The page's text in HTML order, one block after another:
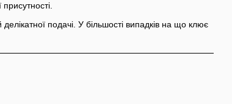
подачі. У більшості випадків на що клює